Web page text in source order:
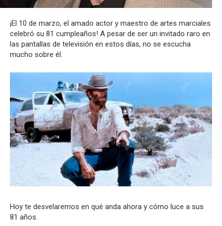
¡El 10 de marzo, el amado actor y maestro de artes marciales
celebró su 81 cumpleaños! A pesar de ser un invitado raro en
las pantallas de televisión en estos días, no se escucha
mucho sobre él.
Hoy te desvelaremos en qué anda ahora y cómo luce a sus
81 años.